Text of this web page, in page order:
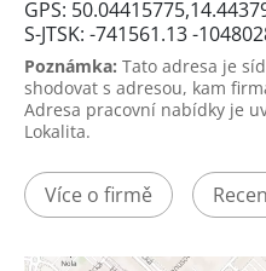
GPS:
S-JTSK: -741561.13 -
Poznámka: Tato adresa je
shodovat s adresou, kam
Adresa pracovní nabídky je
Lokalita.
Více o firmě